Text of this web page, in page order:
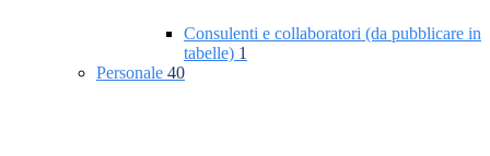
Consulenti e collaboratori (da pubblicare in
tabelle) 1
Personale 40